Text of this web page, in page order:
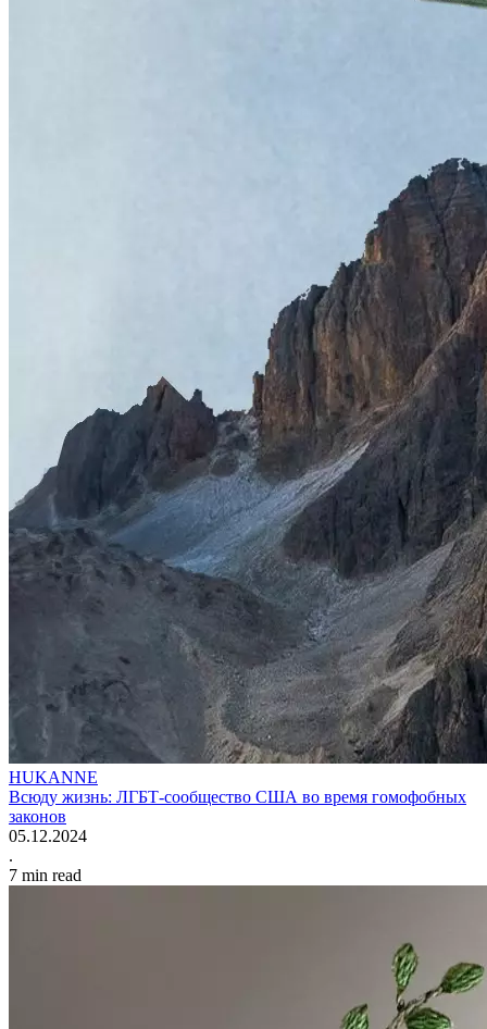
HUKANNE
Всюду жизнь: ЛГБТ-сообщество США во время гомофобных
законов
05.12.2024
.
7 min read